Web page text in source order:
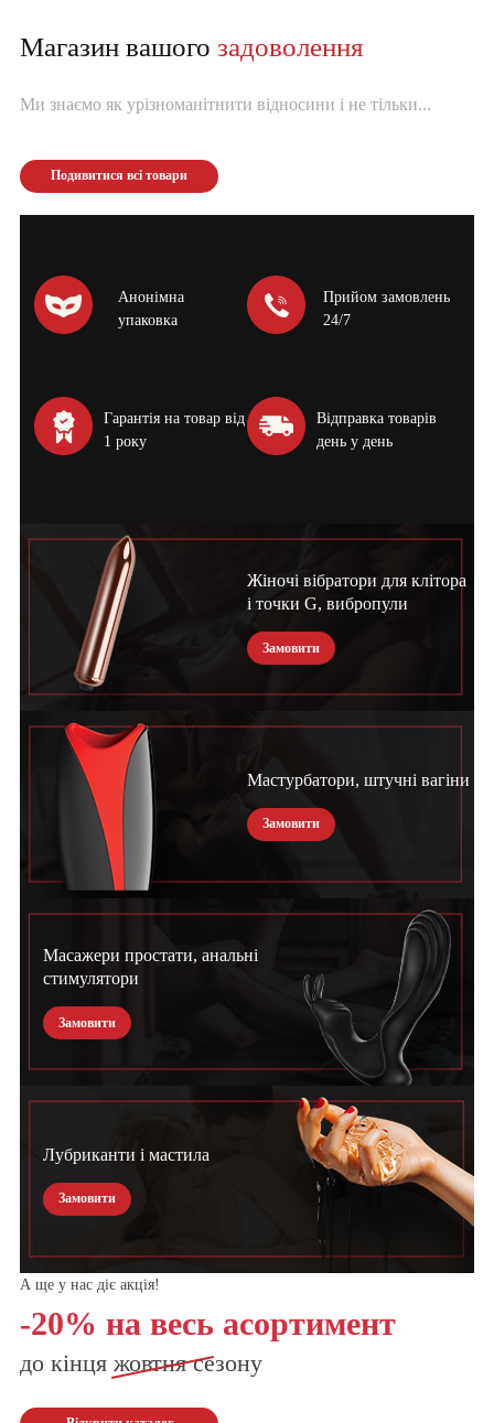
Магазин вашого задоволення
Ми знаємо як урізноманітнити відносини і не тільки...
Подивитися всі товари
Анонімна
упаковка
Прийом замовлень
24/7
Гарантія на товар від
1 року
Відправка товарів
день у день
Жіночі вібратори для клітора
і точки G, вибропули
Замовити
Мастурбатори, штучні вагіни
Замовити
Масажери простати, анальні
стимулятори
Замовити
Лубриканти і мастила
Замовити
А ще у нас діє акція!
-20% на весь асортимент
до кінця жовтнясезону